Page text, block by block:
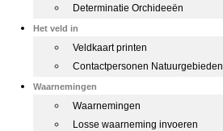
Determinatie Orchideeën
Het veld in
Veldkaart printen
Contactpersonen Natuurgebieden
Waarnemingen
Waarnemingen
Losse waarneming invoeren